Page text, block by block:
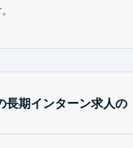
長期インターン求人の